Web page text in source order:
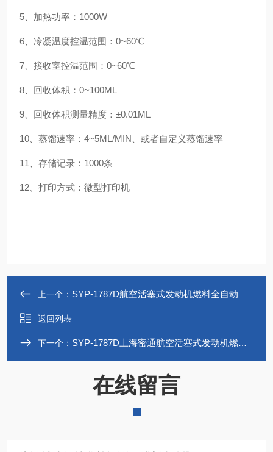
5、加热功率：1000W
6、冷凝温度控温范围：0~60℃
7、接收室控温范围：0~60℃
8、回收体积：0~100ML
9、回收体积测量精度：±0.01ML
10、蒸馏速率：4~5ML/MIN、或者自定义蒸馏速率
11、存储记录：1000条
12、打印方式：微型打印机
上一个： SYP-1787D航空活塞式发动机燃料全自动馏程试验器
返回列表
下一个： SYP-1787D上海密通航空活塞式发动机燃料馏程仪厂家
在线留言